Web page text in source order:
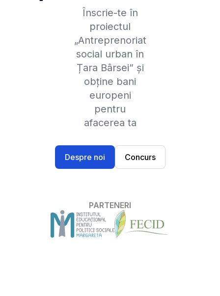
Înscrie-te în
proiectul
„Antreprenoriat
social urban în
Țara Bârsei” și
obține bani
europeni
pentru
afacerea ta
Despre noi Concurs
PARTENERI